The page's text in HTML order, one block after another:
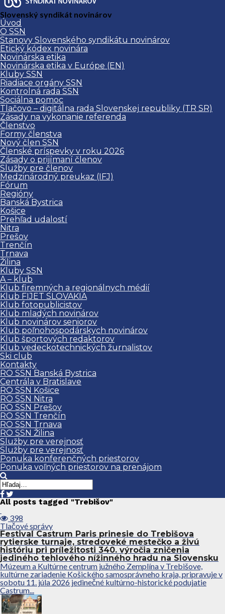
Slovenský syndikát novinárov
Úvod
O SSN
Stanovy Slovenského syndikátu novinárov
Etický kódex novinára
Novinárska etika
Novinárska etika v Európe (EN)
Kluby SSN
Riadiace orgány SSN
Kontrolná rada SSN
Sociálna pomoc
Tlačovo – digitálna rada Slovenskej republiky (TR SR)
Zásady na vykonanie referenda
Členstvo
Formy členstva
Nový člen SSN
Členské príspevky v roku 2026
Zásady o prijímaní členov
Služby pre členov
Medzinárodný preukaz (IFJ)
Fórum
Regióny
Banská Bystrica
Košice
Prehľad udalostí
Nitra
Prešov
Trenčín
Trnava
Žilina
Kluby SSN
A – klub
Klub firemných a regionálnych médií
Klub FIJET SLOVAKIA
Klub fotopublicistov
Klub mladých novinárov
Klub novinárov seniorov
Klub poľnohospodárskych novinárov
Klub športových redaktorov
Klub vedeckotechnických žurnalistov
Ski club
Kontakty
RO SSN Banská Bystrica
Centrála v Bratislave
RO SSN Košice
RO SSN Nitra
RO SSN Prešov
RO SSN Trenčín
RO SSN Trnava
RO SSN Žilina
Služby pre verejnosť
Služby pre verejnosť
Ponuka konferenčných priestorov
Ponuka voľných priestorov na prenájom
All posts tagged "Trebišov"
398
Tlačové správy
Festival Castrum Paris prinesie do Trebišova
rytierske turnaje, stredoveké mestečko a živú
históriu pri príležitosti 340. výročia zničenia
jediného tehlového nížinného hradu na Slovensku
Múzeum a Kultúrne centrum južného Zemplína v Trebišove,
kultúrne zariadenie Košického samosprávneho kraja, pripravuje v
sobotu 11. júla 2026 jedinečné kultúrno-historické podujatie
Castrum...